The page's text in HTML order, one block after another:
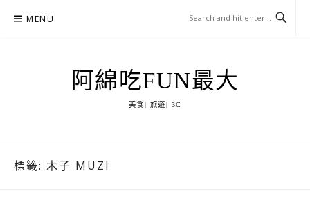
MENU
阿綿吃FUN最大
美食| 旅遊| 3C
標籤: 木子 MUZI